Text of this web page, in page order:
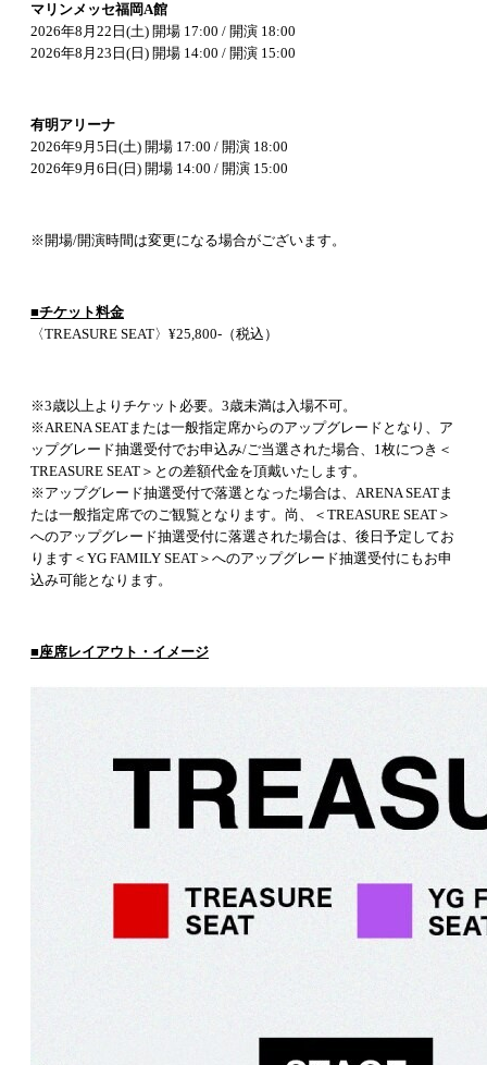
マリンメッセ福岡A館
2026年8月22日(土) 開場 17:00 / 開演 18:00
2026年8月23日(日) 開場 14:00 / 開演 15:00
有明アリーナ
2026年9月5日(土) 開場 17:00 / 開演 18:00
2026年9月6日(日) 開場 14:00 / 開演 15:00
※開場/開演時間は変更になる場合がございます。
■チケット料金
〈TREASURE SEAT〉¥25,800-（税込）
※3歳以上よりチケット必要。3歳未満は入場不可。
※ARENA SEATまたは一般指定席からのアップグレードとなり、ア
ップグレード抽選受付でお申込み/ご当選された場合、1枚につき＜
TREASURE SEAT＞との差額代金を頂戴いたします。
※アップグレード抽選受付で落選となった場合は、ARENA SEATま
たは一般指定席でのご観覧となります。尚、＜TREASURE SEAT＞
へのアップグレード抽選受付に落選された場合は、後日予定してお
ります＜YG FAMILY SEAT＞へのアップグレード抽選受付にもお申
込み可能となります。
■座席レイアウト・イメージ